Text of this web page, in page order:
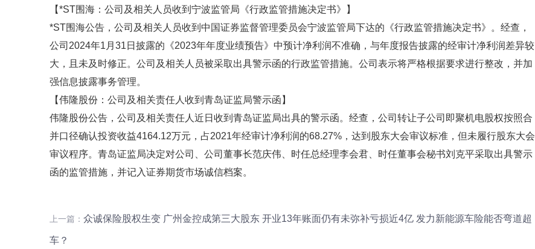
【*ST围海：公司及相关人员收到宁波监管局《行政监管措施决定书》】
*ST围海公告，公司及相关人员收到中国证券监督管理委员会宁波监管局下达的《行政监管措施决定书》。经查，
公司2024年1月31日披露的《2023年年度业绩预告》中预计净利润不准确，与年度报告披露的经审计净利润差异较
大，且未及时修正。公司及相关人员被采取出具警示函的行政监管措施。公司表示将严格根据要求进行整改，并加
强信息披露事务管理。
【伟隆股份：公司及相关责任人收到青岛证监局警示函】
伟隆股份公告，公司及相关责任人近日收到青岛证监局出具的警示函。经查，公司转让子公司即聚机电股权按照合
并口径确认投资收益4164.12万元，占2021年经审计净利润的68.27%，达到股东大会审议标准，但未履行股东大会
审议程序。青岛证监局决定对公司、公司董事长范庆伟、时任总经理李会君、时任董事会秘书刘克平采取出具警示
函的监管措施，并记入证券期货市场诚信档案。
上一篇： 众诚保险股权生变 广州金控成第三大股东 开业13年账面仍有未弥补亏损近4亿 发力新能源车险能否弯道超
车？